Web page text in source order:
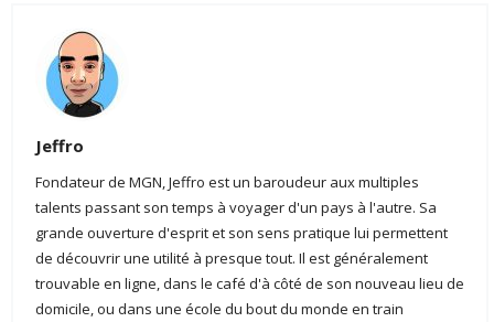
Jeffro
Fondateur de MGN, Jeffro est un baroudeur aux multiples
talents passant son temps à voyager d'un pays à l'autre. Sa
grande ouverture d'esprit et son sens pratique lui permettent
de découvrir une utilité à presque tout. Il est généralement
trouvable en ligne, dans le café d'à côté de son nouveau lieu de
domicile, ou dans une école du bout du monde en train